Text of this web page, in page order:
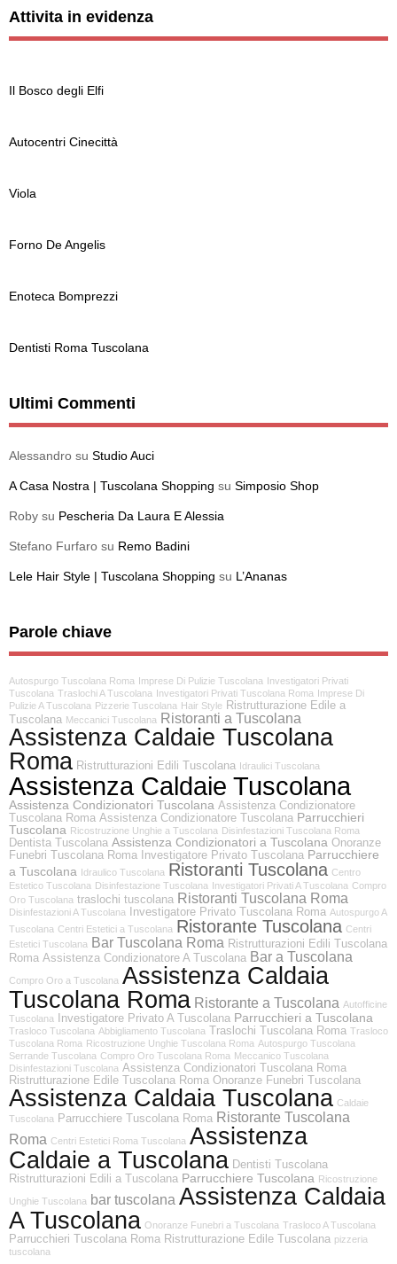
Attivita in evidenza
Il Bosco degli Elfi
Autocentri Cinecittà
Viola
Forno De Angelis
Enoteca Bomprezzi
Dentisti Roma Tuscolana
Ultimi Commenti
Alessandro su Studio Auci
A Casa Nostra | Tuscolana Shopping su Simposio Shop
Roby su Pescheria Da Laura E Alessia
Stefano Furfaro su Remo Badini
Lele Hair Style | Tuscolana Shopping su L’Ananas
Parole chiave
Autospurgo Tuscolana Roma Imprese Di Pulizie Tuscolana Investigatori Privati
Tuscolana Traslochi A Tuscolana Investigatori Privati Tuscolana Roma Imprese Di
Pulizie A Tuscolana Pizzerie Tuscolana Hair Style Ristrutturazione Edile a
Tuscolana Meccanici Tuscolana Ristoranti a Tuscolana
Assistenza Caldaie Tuscolana
Roma Ristrutturazioni Edili Tuscolana Idraulici Tuscolana
Assistenza Caldaie Tuscolana
Assistenza Condizionatori Tuscolana Assistenza Condizionatore
Tuscolana Roma Assistenza Condizionatore Tuscolana Parrucchieri
Tuscolana Ricostruzione Unghie a Tuscolana Disinfestazioni Tuscolana Roma
Dentista Tuscolana Assistenza Condizionatori a Tuscolana Onoranze
Funebri Tuscolana Roma
Investigatore Privato Tuscolana Parrucchiere
a Tuscolana Idraulico Tuscolana Ristoranti Tuscolana Centro
Estetico Tuscolana Disinfestazione Tuscolana Investigatori Privati A Tuscolana Compro
Oro Tuscolana traslochi tuscolana Ristoranti Tuscolana Roma
Disinfestazioni A Tuscolana Investigatore Privato Tuscolana Roma Autospurgo A
Tuscolana Centri Estetici a Tuscolana Ristorante Tuscolana Centri
Estetici Tuscolana Bar Tuscolana Roma Ristrutturazioni Edili Tuscolana
Roma Assistenza Condizionatore A Tuscolana Bar a Tuscolana
Compro Oro a Tuscolana Assistenza Caldaia
Tuscolana Roma Ristorante a Tuscolana Autofficine
Tuscolana
Investigatore Privato A Tuscolana Parrucchieri a Tuscolana
Trasloco Tuscolana Abbigliamento Tuscolana Traslochi Tuscolana Roma Trasloco
Tuscolana Roma Ricostruzione Unghie Tuscolana Roma Autospurgo Tuscolana
Serrande Tuscolana Compro Oro Tuscolana Roma Meccanico Tuscolana
Disinfestazioni Tuscolana Assistenza Condizionatori Tuscolana Roma
Ristrutturazione Edile Tuscolana Roma Onoranze Funebri Tuscolana
Assistenza Caldaia Tuscolana Caldaie
Tuscolana Parrucchiere Tuscolana Roma Ristorante Tuscolana
Roma Centri Estetici Roma Tuscolana Assistenza
Caldaie a Tuscolana Dentisti Tuscolana
Ristrutturazioni Edili a Tuscolana Parrucchiere Tuscolana Ricostruzione
Unghie Tuscolana bar tuscolana Assistenza Caldaia
A Tuscolana Onoranze Funebri a Tuscolana Trasloco A Tuscolana
Parrucchieri Tuscolana Roma Ristrutturazione Edile Tuscolana pizzeria
tuscolana